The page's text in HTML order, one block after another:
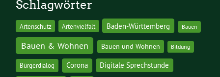
Schlagwörter
Artenschutz Artenvielfalt Baden-Württemberg Bauen
Bauen & Wohnen Bauen und Wohnen Bildung
Bürgerdialog Corona Digitale Sprechstunde